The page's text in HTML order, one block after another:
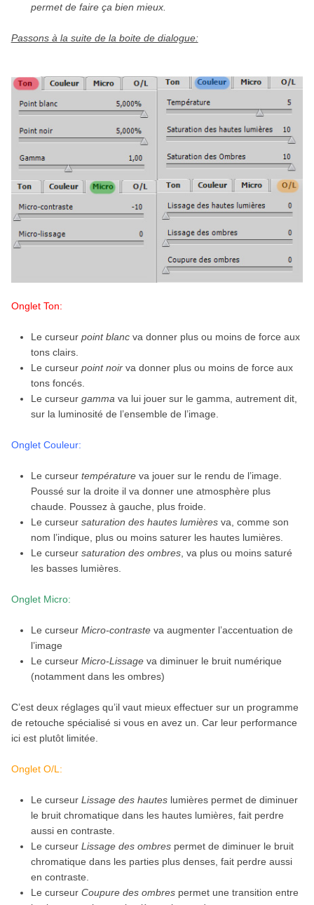
permet de faire ça bien mieux.
Passons à la suite de la boite de dialogue:
Onglet Ton:
Le curseur point blancva donner plus ou moins de force aux
tons clairs.
Le curseur point noirva donner plus ou moins de force aux
tons foncés.
Le curseur gamma va lui jouer sur le gamma, autrement dit,
sur la luminosité de l’ensemble de l’image.
Onglet Couleur:
Le curseur températureva jouer sur le rendu de l’image.
Poussé sur la droite il va donner une atmosphère plus
chaude. Poussez à gauche, plus froide.
Le curseur saturation des hautes lumièresva, comme son
nom l’indique, plus ou moins saturer les hautes lumières.
Le curseur saturation des ombres, va plus ou moins saturé
les basses lumières.
Onglet Micro:
Le curseur Micro-contrasteva augmenter l’accentuation de
l’image
Le curseur Micro-Lissageva diminuer le bruit numérique
(notamment dans les ombres)
C’est deux réglages qu’il vaut mieux effectuer sur un programme
de retouche spécialisé si vous en avez un. Car leur performance
ici est plutôt limitée.
Onglet O/L:
Le curseur Lissage des hauteslumières permet de diminuer
le bruit chromatique dans les hautes lumières, fait perdre
aussi en contraste.
Le curseur Lissage des ombrespermet de diminuer le bruit
chromatique dans les parties plus denses, fait perdre aussi
en contraste.
Le curseur Coupure des ombrespermet une transition entre